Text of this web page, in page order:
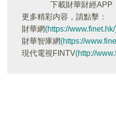
下載財華財經APP
更多精彩内容，請點擊：
財華網(https://
財華智庫網(https://
現代電視FINTV(http://